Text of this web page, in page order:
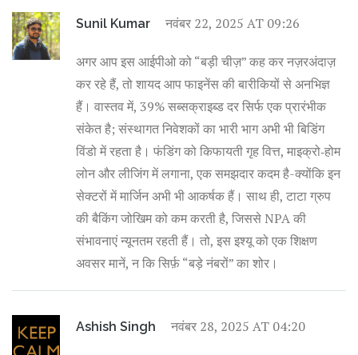
Sunil Kumar नवंबर 22, 2025 AT 09:26
अगर आप इस आईपीओ को “बड़ी चीज़” कह कर नज़रअंदाज़
कर रहे हैं, तो शायद आप फाइनेंस की बारीकियों से अनभिज्ञ
हैं। वास्तव में, 39% सब्सक्राइब्ड दर सिर्फ एक प्रारंभीक
संकेत है; संस्थागत निवेशकों का भारी भाग अभी भी बिडिंग
विंडो में रहता है। फंडिंग को किफायती गृह वित्त, माइक्रो‑होम
लोन और लीजिंग में लगाना, एक समझदार कदम है-क्योंकि इन
सेक्टरों में मार्जिन अभी भी आकर्षक हैं। साथ ही, टाटा ग्रुप
की बैकिंग जोखिम को कम करती है, जिससे NPA की
संभावनाएं न्यूनतम रहती हैं। तो, इस इश्यू को एक शिक्षण
अवसर मानें, न कि सिर्फ़ “बड़े नंबरों” का शोर।
Ashish Singh नवंबर 28, 2025 AT 04:20